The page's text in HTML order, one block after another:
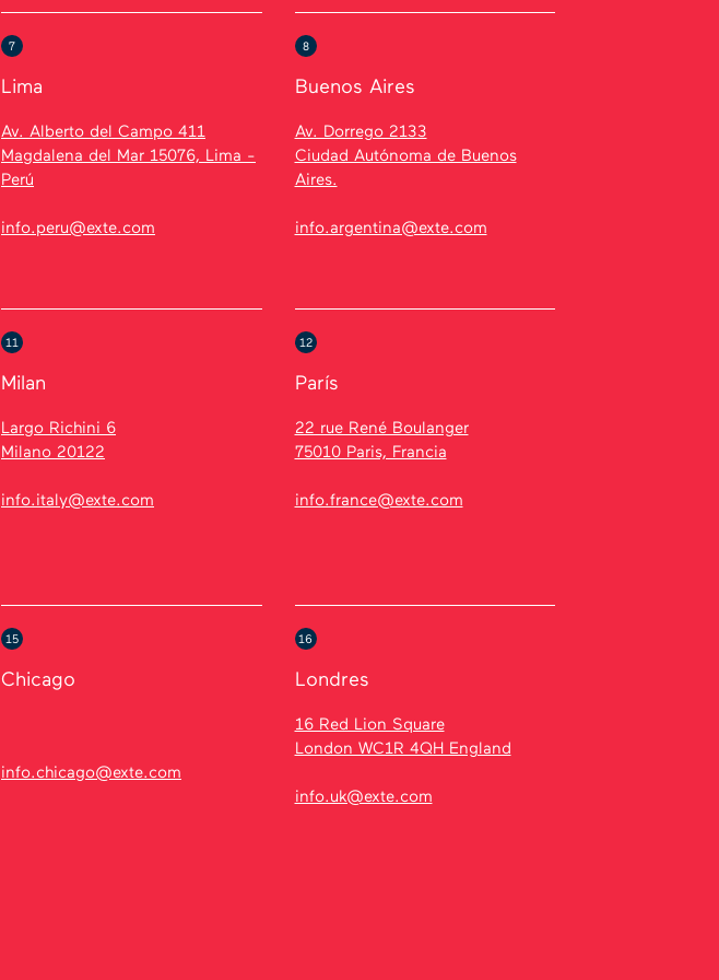
7
Lima
Av. Alberto del Campo 411
Magdalena del Mar 15076, Lima -
Perú
info.peru@exte.com
8
Buenos Aires
Av. Dorrego 2133
Ciudad Autónoma de Buenos
Aires.
info.argentina@exte.com
11
Milan
Largo Richini 6
Milano 20122
info.italy@exte.com
12
París
22 rue René Boulanger
75010 Paris, Francia
info.france@exte.com
15
Chicago
info.chicago@exte.com
16
Londres
16 Red Lion Square
London WC1R 4QH England
info.uk@exte.com